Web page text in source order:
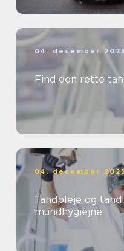
04. december 2025
Find den rette
04. december
Tandpleje og
mundhygiejne